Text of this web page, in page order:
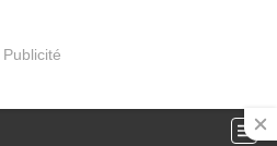
Publicité